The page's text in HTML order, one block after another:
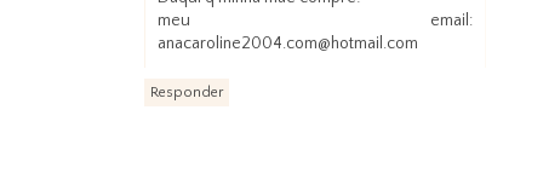
meu email:
anacaroline2004.com@hotmail.com
Responder